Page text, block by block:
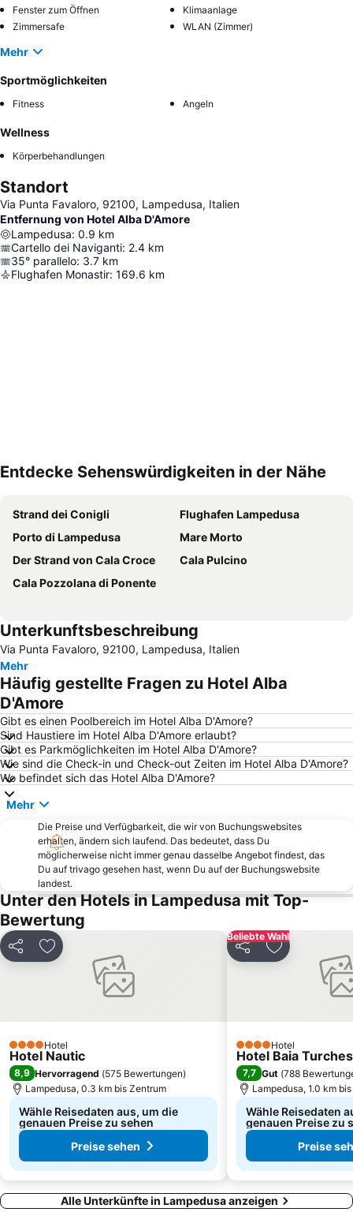
Fenster zum Öffnen
Klimaanlage
Zimmersafe
WLAN (Zimmer)
Mehr
Sportmöglichkeiten
Fitness Angeln
Wellness
Körperbehandlungen
Standort
Via Punta Favaloro, 92100, Lampedusa, Italien
Entfernung von Hotel Alba D'Amore
Lampedusa: 0.9 km
Cartello dei Naviganti: 2.4 km
35° parallelo: 3.7 km
Flughafen Monastir: 169.6 km
Entdecke Sehenswürdigkeiten in der Nähe
Strand dei Conigli
Flughafen Lampedusa
Porto di Lampedusa
Mare Morto
Der Strand von Cala Croce
Cala Pulcino
Cala Pozzolana di Ponente
Unterkunftsbeschreibung
Via Punta Favaloro, 92100, Lampedusa, Italien
Mehr
Häufig gestellte Fragen zu Hotel Alba
D'Amore
Gibt es einen Poolbereich im Hotel Alba D'Amore?
Sind Haustiere im Hotel Alba D'Amore erlaubt?
Gibt es Parkmöglichkeiten im Hotel Alba D'Amore?
Wie sind die Check-in und Check-out Zeiten im Hotel Alba D'Amore?
Wo befindet sich das Hotel Alba D'Amore?
Mehr
Die Preise und Verfügbarkeit, die wir von Buchungswebsites
erhalten, ändern sich laufend. Das bedeutet, dass Du
möglicherweise nicht immer genau dasselbe Angebot findest, das
Du auf trivago gesehen hast, wenn Du auf der Buchungswebsite
landest.
Unter den Hotels in Lampedusa mit Top-
Bewertung
Teilen Zu Favoriten hinzufügen
4 SterneHotel
Hotel Nautic
8,9 Hervorragend (575 Bewertungen)
Lampedusa, 0.3 km bis Zentrum
Wähle Reisedaten aus, um die
genauen Preise zu sehen
Preise sehen
Beliebte Wahl
Teilen Zu Favoriten
4 SterneHotel
Hotel Baia
7,7 Gut (788
Lampedusa, 1.0 km
Wähle Reisedaten
genauen Preise zu
Preise
Alle Unterkünfte in Lampedusa anzeigen